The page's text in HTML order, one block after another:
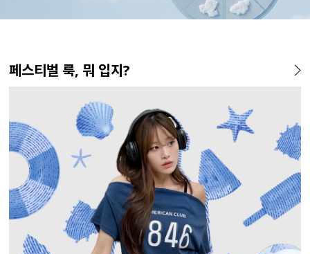
MADE
[EVELLET]커버핏 쿨메쉬 군
26,800원
(28~38)
10%29,800원 33,100원
(66~110)
32,800
(28~38)
MADE
[EVELLET]렌튜아 끈SET 레이
5%43,600원 45,800원
(66~110)
5%56,100원 59,000원
(30~38)
E.SELECT
16,800
(66~110)
MADE
[EVELLET]릴리브 길이별 쿨
19,800원
(28~42)
20%19,800원 24,750원
(66~110)
19,800
(66~110)
EXCLUSIVE
[EVELLET]오베루 쿨강연 스
34,800원
(28~38)
49,800원
(29~40)
37,800
(66~110)
페스티벌 룩, 뭐 입지?